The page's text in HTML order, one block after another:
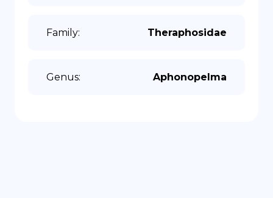
Family: Theraphosidae
Genus: Aphonopelma